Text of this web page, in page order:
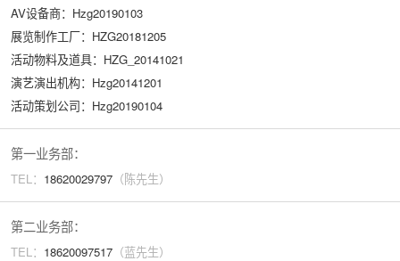
AV设备商：Hzg20190103
展览制作工厂：HZG20181205
活动物料及道具：HZG_20141021
演艺演出机构：Hzg20141201
活动策划公司：Hzg20190104
第一业务部：
TEL： 18620029797（陈先生）
第二业务部：
TEL： 18620097517（蓝先生）